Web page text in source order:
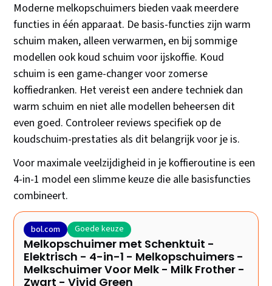
Moderne melkopschuimers bieden vaak meerdere
functies in één apparaat. De basis-functies zijn warm
schuim maken, alleen verwarmen, en bij sommige
modellen ook koud schuim voor ijskoffie. Koud
schuim is een game-changer voor zomerse
koffiedranken. Het vereist een andere techniek dan
warm schuim en niet alle modellen beheersen dit
even goed. Controleer reviews specifiek op de
koudschuim-prestaties als dit belangrijk voor je is.
Voor maximale veelzijdigheid in je koffieroutine is een
4-in-1 model een slimme keuze die alle basisfuncties
combineert.
bol.com Goede keuze
Melkopschuimer met Schenktuit -
Elektrisch - 4-in-1 - Melkopschuimers -
Melkschuimer Voor Melk - Milk Frother -
Zwart - Vivid Green